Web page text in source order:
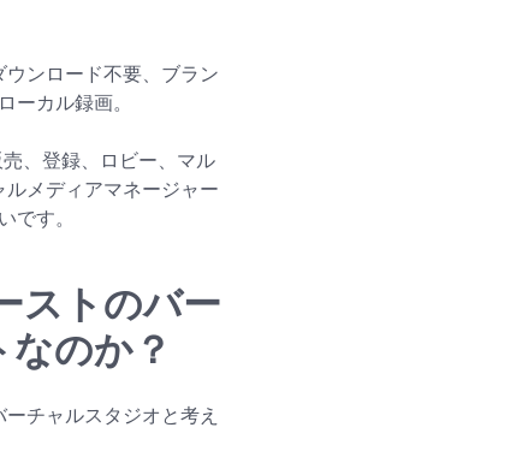
ンロード不要、ブラン
ーカル録画。
、登録、ロビー、マル
ルメディアマネージャー
です。
ストのバー
のか？
チャルスタジオと考え